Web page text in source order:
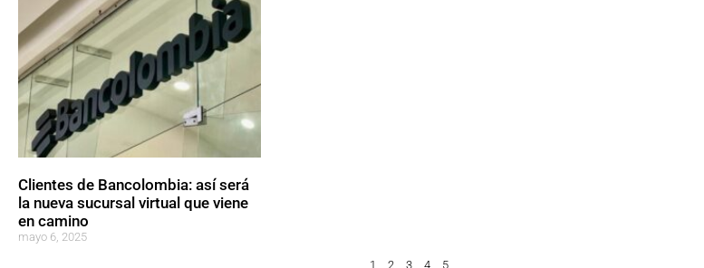
Clientes de Bancolombia: así será
la nueva sucursal virtual que viene
en camino
mayo 6, 2025
1 2 3 4 5